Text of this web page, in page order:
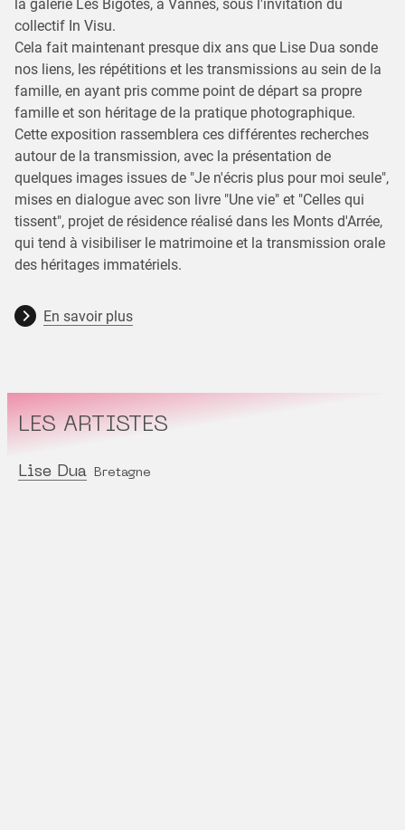
la galerie Les Bigotes, à Vannes, sous l'invitation du
collectif In Visu.
Cela fait maintenant presque dix ans que Lise Dua sonde
nos liens, les répétitions et les transmissions au sein de la
famille, en ayant pris comme point de départ sa propre
famille et son héritage de la pratique photographique.
Cette exposition rassemblera ces différentes recherches
autour de la transmission, avec la présentation de
quelques images issues de "Je n'écris plus pour moi seule",
mises en dialogue avec son livre "Une vie" et "Celles qui
tissent", projet de résidence réalisé dans les Monts d'Arrée,
qui tend à visibiliser le matrimoine et la transmission orale
des héritages immatériels.
En savoir plus
LES ARTISTES
Lise Dua Bretagne